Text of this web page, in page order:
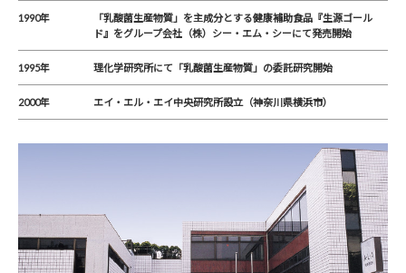
1990年
「乳酸菌生産物質」を主成分とする健康補助食品『生源ゴール
ド』をグループ会社（株）シー・エム・シーにて発売開始
1995年 理化学研究所にて「乳酸菌生産物質」の委託研究開始
2000年 エイ・エル・エイ中央研究所設立（神奈川県横浜市）